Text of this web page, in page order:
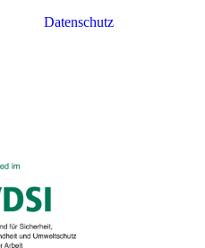
Datenschutz